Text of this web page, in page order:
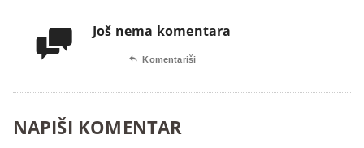
 Još nema komentara
 Komentariši
NAPIŠI KOMENTAR